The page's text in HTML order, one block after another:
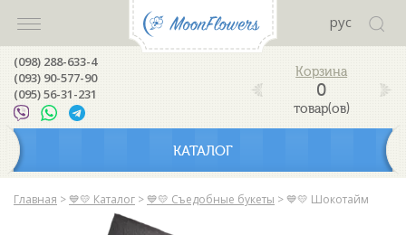
рус
(098) 288-633-4
(093) 90-577-90
(095) 56-31-231
0
товар(ов)
КАТАЛОГ
Главная > 💙💛 Каталог > 💙💛 Съедобные букеты > 💙💛 Шокотайм